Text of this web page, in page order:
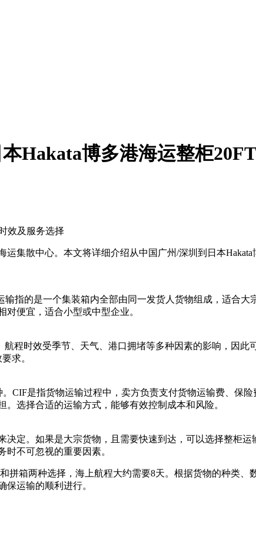
Hakata博多港海运整柜
效及服务选择
集散中心。本文将详细介绍从中国广州/深圳到日本
指的是一个集装箱内全部由同一发货人货物组成，适合
便宜，适合小型或中型企业。
程时效受季节、天气、港口拥堵等多种因素的影响，因
求。
CIF是指货物运输过程中，卖方负责支付货物运输费、保
选择合适的运输方式，能够有效控制成本和风险。
定。如果是大宗货物，且需要快速到达，可以选择整柜
不可忽视的重要因素。
拼箱两种选择，海上航程大约需要8天。根据货物的种类
运输的顺利进行。